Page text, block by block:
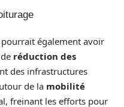
également avoir
réduction des
des infrastructures
de la mobilité
freinant les efforts pour